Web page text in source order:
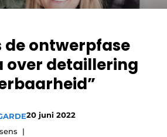
de ontwerpfase
over detaillering
20 juni 2022